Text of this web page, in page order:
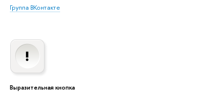
Группа ВКонтакте
Выразительная кнопка